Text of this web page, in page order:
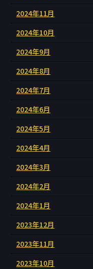
2024年11月
2024年10月
2024年9月
2024年8月
2024年7月
2024年6月
2024年5月
2024年4月
2024年3月
2024年2月
2024年1月
2023年12月
2023年11月
2023年10月